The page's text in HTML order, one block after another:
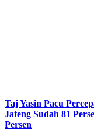
Taj Yasin Pacu
Jateng Sudah 81
Persen